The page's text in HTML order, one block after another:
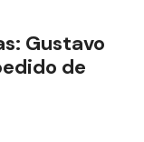
Gustavo
de